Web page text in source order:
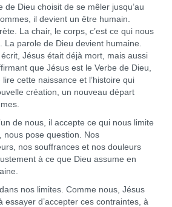
de Dieu choisit de se mêler jusqu’au
il devient un être humain.
La chair, le corps, c’est ce qui nous
La parole de Dieu devient humaine.
Jésus était déjà mort, mais aussi
que Jésus est le Verbe de Dieu,
lire cette naissance et l’histoire qui
création, un nouveau départ
de nous, il accepte ce qui nous limite
nous pose question. Nos
nos souffrances et nos douleurs
à ce que Dieu assume en
nos limites. Comme nous, Jésus
essayer d’accepter ces contraintes, à